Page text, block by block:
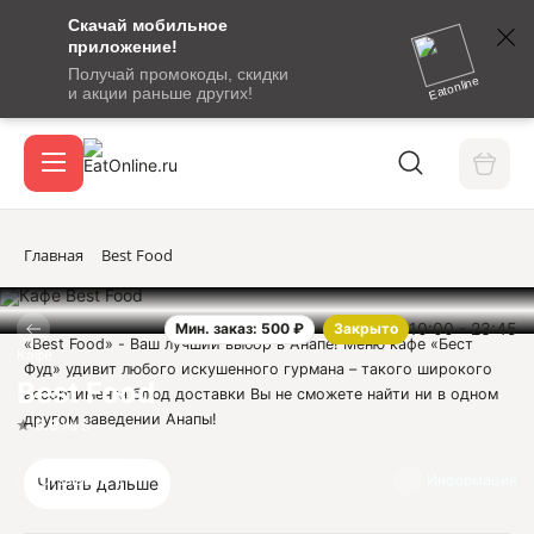
Скачай мобильное
приложение!
Получай промокоды, скидки
и акции раньше других!
Eatonline
сообщение
кодом
подтверждения
Вход / регистрация
Акции
Главная Best Food
Мин. заказ: 500 ₽ Закрыто 10:00 - 23:45
Кафе
Best Food
5.0 из 5
Отзывы 5
«Best Food» - Ваш лучший выбор в Анапе! Меню кафе «Бест
Фуд» удивит любого искушенного гурмана – такого широкого
ассортимента блюд доставки Вы не сможете найти ни в одном
другом заведении Анапы!
– любое лакомство из нашего меню будет приготовлено вкусно,
Читать дальше